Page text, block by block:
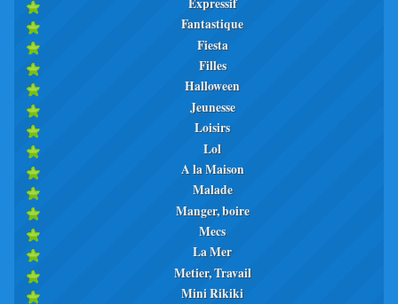
Fantastique
Fiesta
Filles
Halloween
Jeunesse
Loisirs
Lol
A la Maison
Malade
Manger, boire
Mecs
La Mer
Metier, Travail
Mini Rikiki